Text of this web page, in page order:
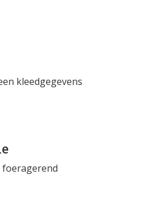
kleedgegevens
foeragerend